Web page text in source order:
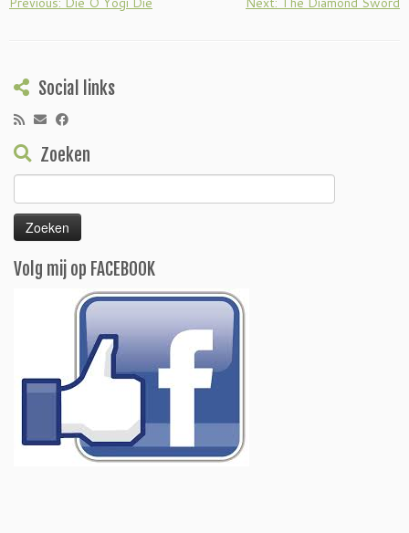
Social links
Zoeken
naar:
Volg mij op FACEBOOK